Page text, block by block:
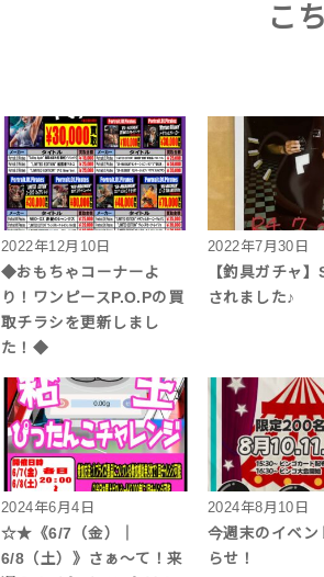
こ
2022年12月10日
◆おもちゃコーナーよ
り！ワンピースP.O.Pの買
取チラシを更新しまし
た！◆
2022年7月30日
【釣具ガチャ
されました♪
2024年6月4日
☆★《6/7（金）｜
6/8（土）》さぁ〜て！来
2024年8月10日
今週末のイベン
らせ！